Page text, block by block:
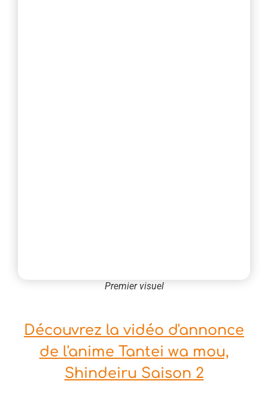
Premier visuel
Découvrez la vidéo d'annonce
de l'anime Tantei wa mou,
Shindeiru Saison 2